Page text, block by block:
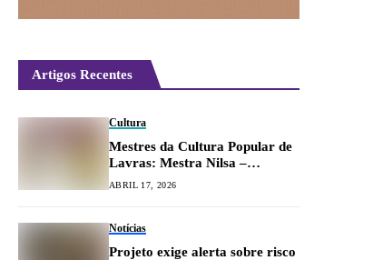
Artigos Recentes
Cultura
Mestres da Cultura Popular de
Lavras: Mestra Nilsa –
Capoeira
ABRIL 17, 2026
Notícias
Projeto exige alerta sobre risco